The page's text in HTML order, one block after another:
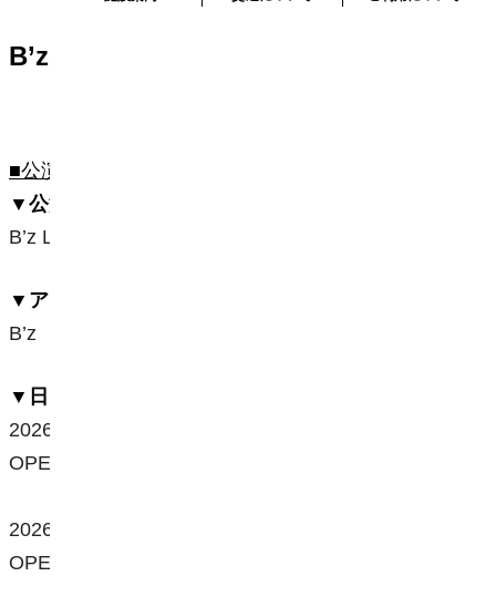
B’z LIVE-GYM 2026 -FYOP＋-
■公演概要■
▼公演名
B’z LIVE-GYM 2026 -FYOP＋-
▼アーティスト
B’z
▼日時
2026年6
OPEN / START
2026年6
OPEN / START